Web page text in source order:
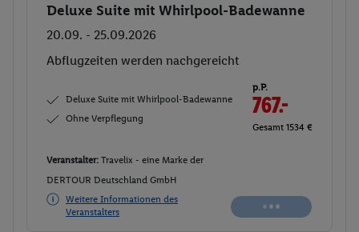
Buchen
Deluxe Suite mit Whirlpool-Badewanne
20.09. - 25.09.2026
Abflugzeiten werden nachgereicht
Deluxe Suite mit Whirlpool-Badewanne
Ohne Verpflegung
p.P.
767.-
Gesamt 1534 €
Veranstalter: Travelix - eine Marke der
DERTOUR Deutschland GmbH
Weitere Informationen des
Veranstalters